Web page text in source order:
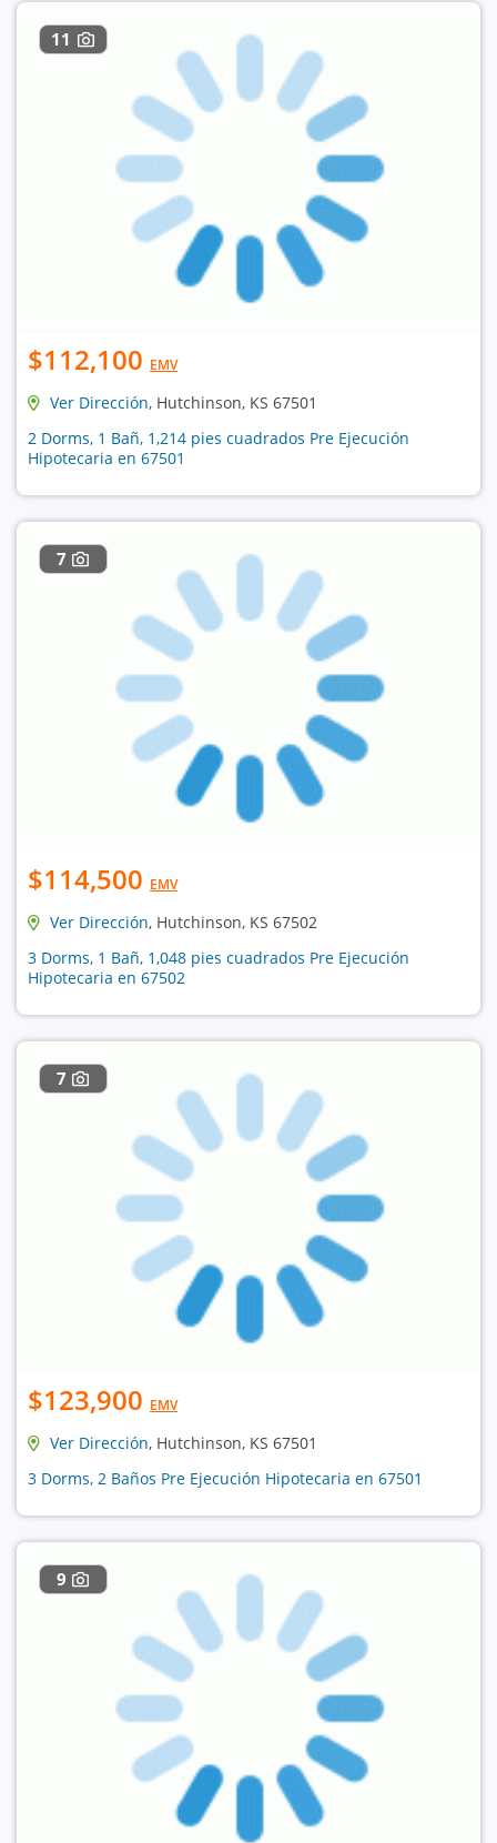
11
$112,100 EMV
Ver Dirección, Hutchinson, KS 67501
2 Dorms, 1 Bañ, 1,214 pies cuadrados Pre Ejecución
Hipotecaria en 67501
7
$114,500 EMV
Ver Dirección, Hutchinson, KS 67502
3 Dorms, 1 Bañ, 1,048 pies cuadrados Pre Ejecución
Hipotecaria en 67502
7
$123,900 EMV
Ver Dirección, Hutchinson, KS 67501
3 Dorms, 2 Baños Pre Ejecución Hipotecaria en 67501
9